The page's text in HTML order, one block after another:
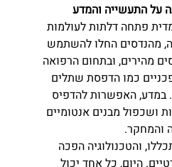
על התעשייה והמדע
פתחה דלתות לעולמות
מהנדסים החלו להשתמש
מהירים, ובתחום הרפואה
כמו הדפסת שתלים
במדע, האפשרות להדפיס
ושכפול מבנים אנטומיים
והמחקר.
והטכנולוגיה הפכה
היום, כל אחד יכול